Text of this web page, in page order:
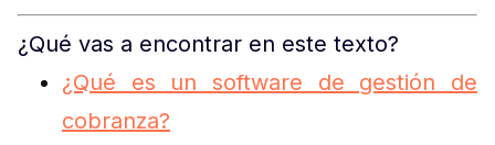
¿Qué vas a encontrar en este texto?
¿Qué es un software de gestión de
cobranza?